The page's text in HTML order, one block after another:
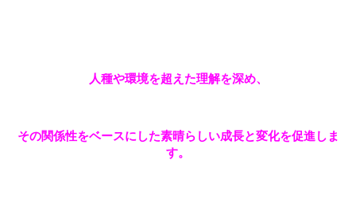
人種や環境を超えた理解を深め、
その関係性をベースにした素晴らしい成長と変化を促進しま
す。